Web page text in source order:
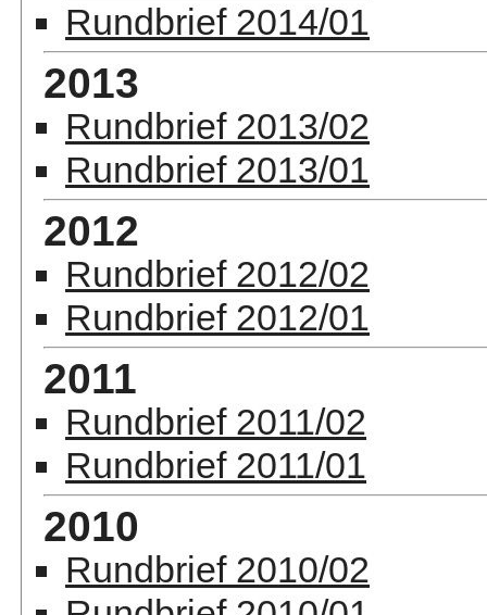
Rundbrief 2014/01
2013
Rundbrief 2013/02
Rundbrief 2013/01
2012
Rundbrief 2012/02
Rundbrief 2012/01
2011
Rundbrief 2011/02
Rundbrief 2011/01
2010
Rundbrief 2010/02